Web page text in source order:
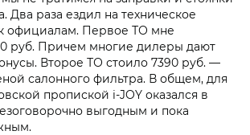
Два раза ездил на техническое
официалам. Первое ТО мне
руб. Причем многие дилеры дают
Второе ТО стоило 7390 руб. —
салонного фильтра. В общем, для
пропиской i‑JOY оказался в
выгодным и пока